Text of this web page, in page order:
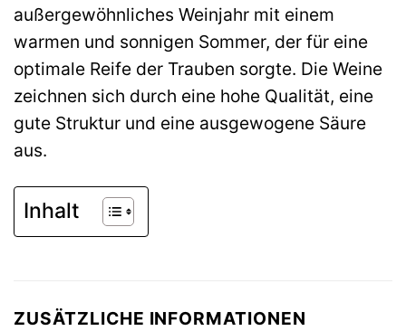
außergewöhnliches Weinjahr mit einem
warmen und sonnigen Sommer, der für eine
optimale Reife der Trauben sorgte. Die Weine
zeichnen sich durch eine hohe Qualität, eine
gute Struktur und eine ausgewogene Säure
aus.
Inhalt
ZUSÄTZLICHE INFORMATIONEN